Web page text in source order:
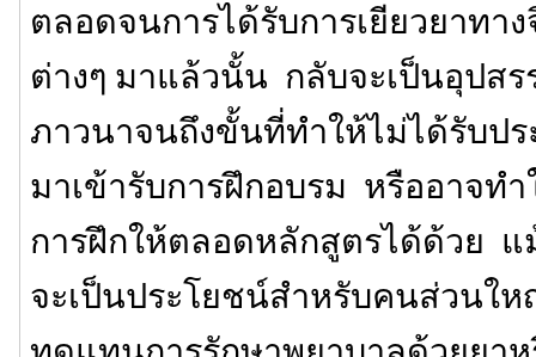
ตลอดจนการได้รับการเยียวยาทา
ต่างๆ มาแล้วนั้น กลับจะเป็นอุปส
ภาวนาจนถึงขั้นที่ทำให้ไม่ได้รับปร
มาเข้ารับการฝึกอบรม หรืออาจท
การฝึกให้ตลอดหลักสูตรได้ด้วย
จะเป็นประโยชน์สำหรับคนส่วนใ